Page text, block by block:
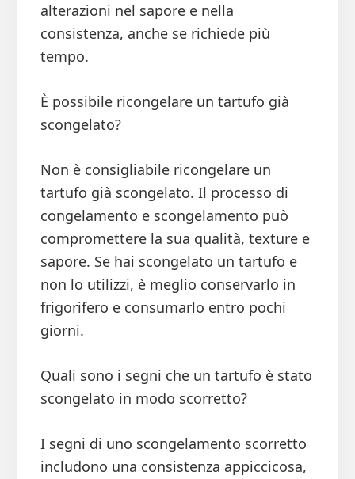
alterazioni nel sapore e nella
consistenza, anche se richiede più
tempo.
È possibile ricongelare un tartufo già
scongelato?
Non è consigliabile ricongelare un
tartufo già scongelato. Il processo di
congelamento e scongelamento può
compromettere la sua qualità, texture e
sapore. Se hai scongelato un tartufo e
non lo utilizzi, è meglio conservarlo in
frigorifero e consumarlo entro pochi
giorni.
Quali sono i segni che un tartufo è stato
scongelato in modo scorretto?
I segni di uno scongelamento scorretto
includono una consistenza appiccicosa,